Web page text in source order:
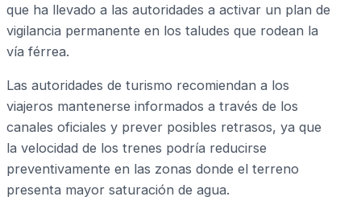
que ha llevado a las autoridades a activar un plan de
vigilancia permanente en los taludes que rodean la
vía férrea.
Las autoridades de turismo recomiendan a los
viajeros mantenerse informados a través de los
canales oficiales y prever posibles retrasos, ya que
la velocidad de los trenes podría reducirse
preventivamente en las zonas donde el terreno
presenta mayor saturación de agua.